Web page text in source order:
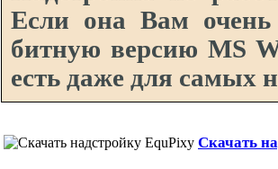
Если она Вам очень
битную версию MS
есть даже для самых
Скачать